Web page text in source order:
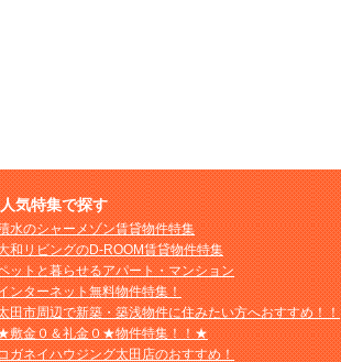
人気特集で探す
水のシャーメゾン賃貸物件特集
和リビングのD-ROOM賃貸物件特集
ットと暮らせるアパート・マンション
ンターネット無料物件特集！
田市周辺で新築・築浅物件に住みたい方へおすすめ！！
敷金０＆礼金０★物件特集！！★
ガネイハウジング太田店のおすすめ！